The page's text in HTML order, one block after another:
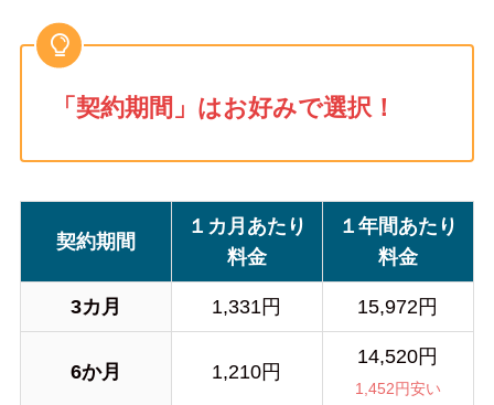
「契約期間」はお好みで選択！
契約期間
１カ月あたり
料金
１年間あたり
料金
3カ月 1,331円 15,972円
6か月 1,210円
14,520円
1,452円安い